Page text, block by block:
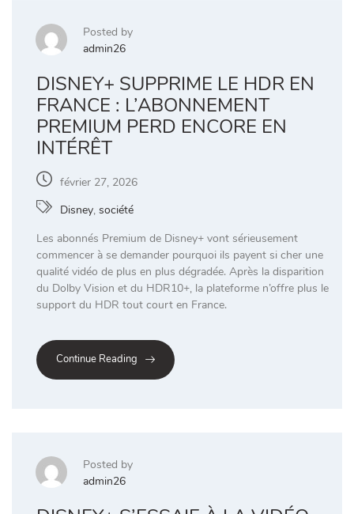
Posted by
admin26
DISNEY+ SUPPRIME LE HDR EN
FRANCE : L’ABONNEMENT
PREMIUM PERD ENCORE EN
INTÉRÊT
février 27, 2026
Disney, société
Les abonnés Premium de Disney+ vont sérieusement
commencer à se demander pourquoi ils payent si cher une
qualité vidéo de plus en plus dégradée. Après la disparition
du Dolby Vision et du HDR10+, la plateforme n’offre plus le
support du HDR tout court en France.
Continue Reading
Posted by
admin26